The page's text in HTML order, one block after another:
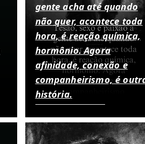
gente acha até quando
não quer, acontece toda
hora, é reação química,
hormônio. Agora
afinidade, conexão e
companheirismo, é
história.